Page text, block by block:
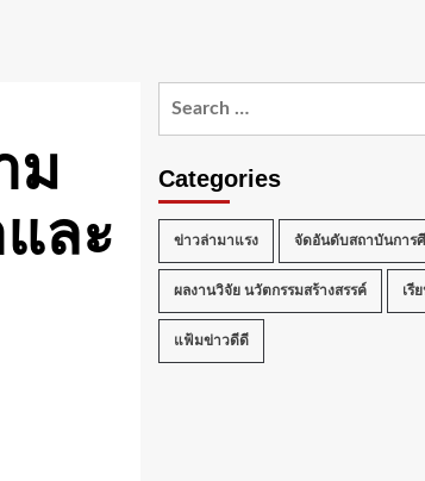
ม
ละ
Categories
ข่าวล่ามาแรง จัดอันดับสถาบันการ
ผลงานวิจัย นวัตกรรมสร้างสรรค์ เรี
แฟ้มข่าวดีดี